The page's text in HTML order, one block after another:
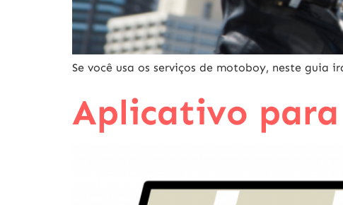
Se você usa os serviços de motoboy, neste guia
Aplicativo